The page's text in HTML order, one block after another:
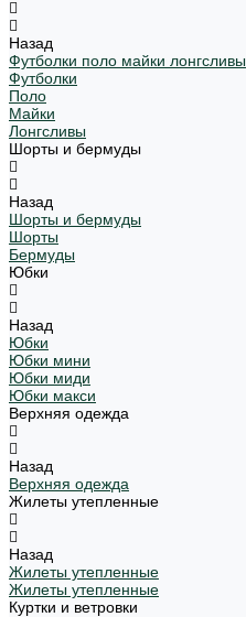
Назад
Футболки поло майки лонгсливы
Футболки
Поло
Майки
Лонгсливы
Шорты и бермуды
Назад
Шорты и бермуды
Шорты
Бермуды
Юбки
Назад
Юбки
Юбки мини
Юбки миди
Юбки макси
Верхняя одежда
Назад
Верхняя одежда
Жилеты утепленные
Назад
Жилеты утепленные
Жилеты утепленные
Куртки и ветровки